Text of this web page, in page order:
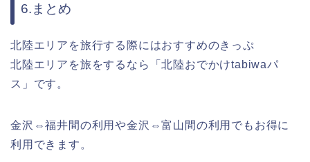
6.まとめ
北陸エリアを旅行する際にはおすすめのきっぷ
北陸エリアを旅をするなら「北陸おでかけtabiwaパ
ス」です。
金沢⇔福井間の利用や金沢⇔富山間の利用でもお得に
利用できます。